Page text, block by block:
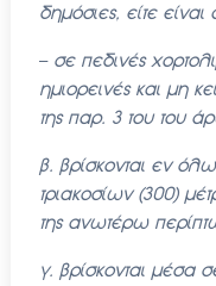
δημόσιες, είτε
– σε πεδινές
ημιορεινές και μη
της παρ. 3 του του
β. βρίσκονται εν
τριακοσίων (300)
της ανωτέρω
γ. βρίσκονται μέσα